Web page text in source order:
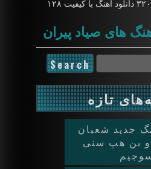
های صیاد پیران
تازه
جدید شعبان
بن هپ سنی